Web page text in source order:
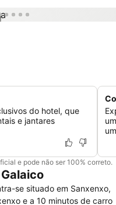
do hotel, que
e jantares
e pode não ser 100% correto.
se situado em Sanxenxo,
e a 10 minutos de carro